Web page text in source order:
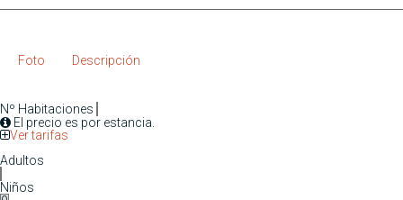
Foto Descripción
Nº Habitaciones
El precio es por estancia.
Ver tarifas
Adultos
Niños